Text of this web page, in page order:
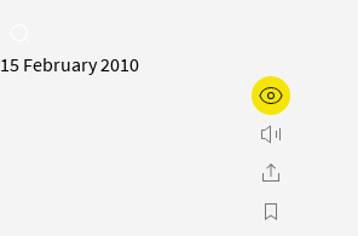
15 February 2010